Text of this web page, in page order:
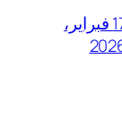
17 فبراير،